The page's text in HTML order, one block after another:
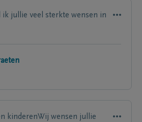
ik jullie veel sterkte wensen in
kinderenWij wensen jullie